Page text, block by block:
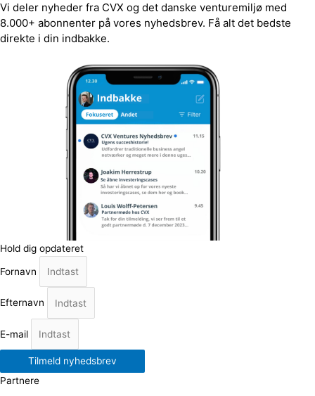
Vi deler nyheder fra CVX og det danske venturemiljø med
8.000+ abonnenter på vores nyhedsbrev. Få alt det bedste
direkte i din indbakke.
Hold dig opdateret
Fornavn
Efternavn
E-mail
Tilmeld nyhedsbrev
Partnere